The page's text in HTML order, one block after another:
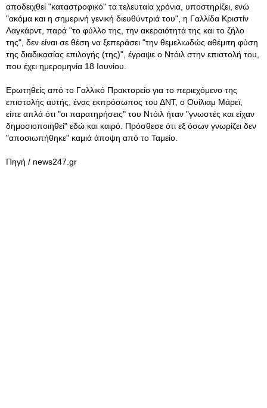
αποδειχθεί "καταστροφικό" τα τελευταία χρόνια, υποστηρίζει, ενώ
"ακόμα και η σημερινή γενική διευθύντριά του", η Γαλλίδα Κριστίν
Λαγκάρντ, παρά "το φύλλο της, την ακεραιότητά της και το ζήλο
της", δεν είναι σε θέση να ξεπεράσει "την θεμελιωδώς αθέμιτη φύση
της διαδικασίας επιλογής (της)", έγραψε ο Ντόιλ στην επιστολή του,
που έχει ημερομηνία 18 Ιουνίου.
Ερωτηθείς από το Γαλλικό Πρακτορείο για το περιεχόμενο της
επιστολής αυτής, ένας εκπρόσωπος του ΔΝΤ, ο Ουίλιαμ Μάρεϊ,
είπε απλά ότι "οι παρατηρήσεις" του Ντόιλ ήταν "γνωστές και είχαν
δημοσιοποιηθεί" εδώ και καιρό. Πρόσθεσε ότι εξ όσων γνωρίζει δεν
"αποσιωπήθηκε" καμιά άποψη από το Ταμείο.
Πηγή / news247.gr